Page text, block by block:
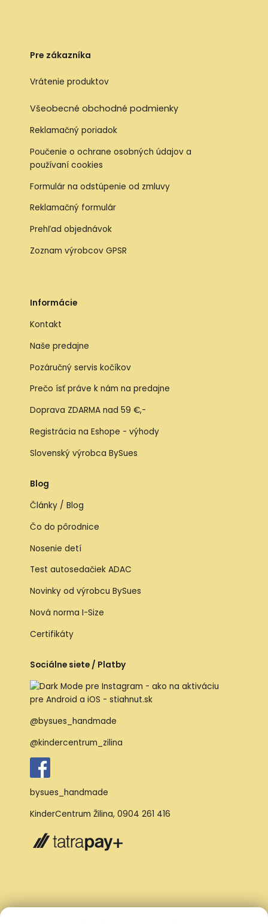
Pre zákazníka
Vrátenie produktov
Všeobecné obchodné podmienky
Reklamačný poriadok
Poučenie o ochrane osobných údajov a
používaní cookies
Formulár na odstúpenie od zmluvy
Reklamačný formulár
Prehľad objednávok
Zoznam výrobcov GPSR
Informácie
Kontakt
Naše predajne
Pozáručný servis kočíkov
Prečo ísť práve k nám na predajne
Doprava ZDARMA nad 59 €,-
Registrácia na Eshope - výhody
Slovenský výrobca BySues
Blog
Články / Blog
Čo do pôrodnice
Nosenie detí
Test autosedačiek ADAC
Novinky od výrobcu BySues
Nová norma I-Size
Certifikáty
Sociálne siete / Platby
@bysues_handmade
@kindercentrum_zilina
bysues_handmade
KinderCentrum Žilina, 0904 261 416